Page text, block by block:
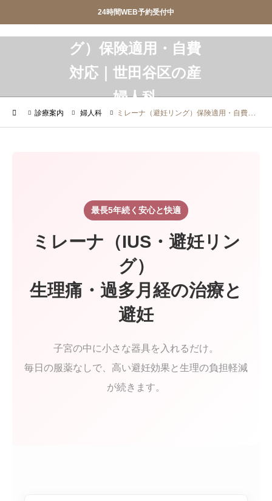
24時間WEB予約受付中
産婦人科SIOクリニック
ミレーナ（避妊リン
グ）保険適用・自費
対応｜世田谷区の産
婦人科
診療案内 婦人科 ミレーナ（避妊リング）保険適用・自費対応｜世田谷区の産婦人科
最長5年続く安心と快適
ミレーナ（IUS・避妊リン
グ）
生理痛・過多月経の治療と
避妊
子宮の中に小さな器具を入れるだけ。
毎日の服薬なしで、高い避妊効果と生理の負担軽減
が続きます。
産婦人科SIOクリニック
おしらせ  クリニック紹介
 診療案内  院長ごあいさつ
調剤薬局 
特定商取引法に基づく表記
診療案内
アフターピル緊急チャーター便